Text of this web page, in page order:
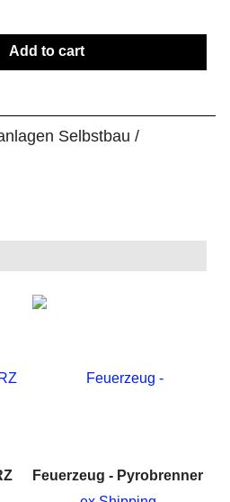
Add to cart
Selbstbau /
Feuerzeug - Pyrobrenner